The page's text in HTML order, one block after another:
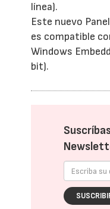
línea).
Este nuevo
es compatible
Windows
bit).